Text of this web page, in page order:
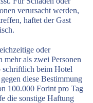
verursacht werden,
haftet der Gast
oder
als zwei Personen
schriftlich beim Hotel
diese Bestimmung
100.000 Forint pro Tag
die sonstige Haftung